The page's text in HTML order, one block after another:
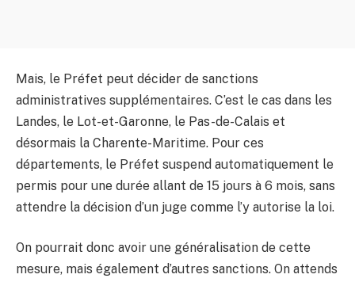
Mais, le Préfet peut décider de sanctions
administratives supplémentaires. C’est le cas dans les
Landes, le Lot-et-Garonne, le Pas-de-Calais et
désormais la Charente-Maritime. Pour ces
départements, le Préfet suspend automatiquement le
permis pour une durée allant de 15 jours à 6 mois, sans
attendre la décision d’un juge comme l’y autorise la loi.
On pourrait donc avoir une généralisation de cette
mesure, mais également d’autres sanctions. On attends